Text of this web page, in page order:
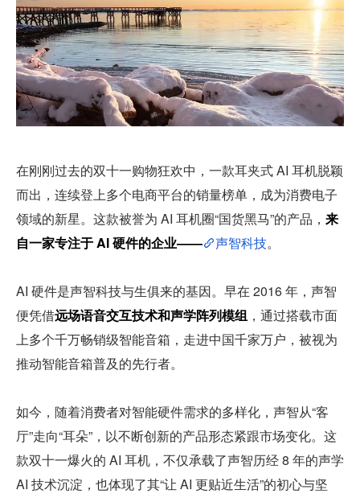
在刚刚过去的双十一购物狂欢中，一款耳夹式 AI 耳机脱颖
而出，连续登上多个电商平台的销量榜单，成为消费电子
领域的新星。这款被誉为 AI 耳机圈“国货黑马”的产品， 来
自一家专注于 AI 硬件的企业——
声智科技。
AI 硬件是声智科技与生俱来的基因。早在 2016 年，声智
便凭借远场语音交互技术和声学阵列模组 ，通过搭载市面
上多个千万畅销级智能音箱，走进中国千家万户，被视为
推动智能音箱普及的先行者。
如今，随着消费者对智能硬件需求的多样化，声智从“客
厅”走向“耳朵”，以不断创新的产品形态紧跟市场变化。这
款双十一爆火的 AI 耳机，不仅承载了声智历经 8 年的声学
AI 技术沉淀，也体现了其“让 AI 更贴近生活”的初心与坚